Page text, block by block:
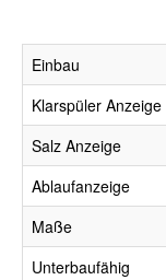
Einbau
Klarspüler Anzeige
Salz Anzeige
Ablaufanzeige
Maße
Unterbaufähig